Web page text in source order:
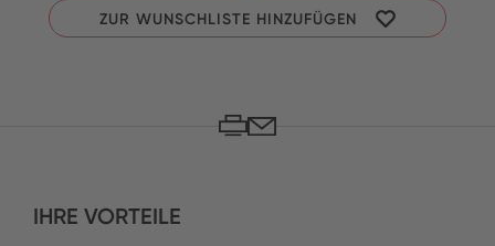
ZUR WUNSCHLISTE HINZUFÜGEN
IHRE VORTEILE